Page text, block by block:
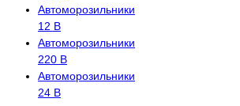
Автоморозильники
12 В
Автоморозильники
220 В
Автоморозильники
24 В